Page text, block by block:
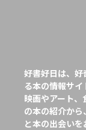
好書好日は、
る本の情報サイ
映画やアート
の本の紹介か
と本の出会いを